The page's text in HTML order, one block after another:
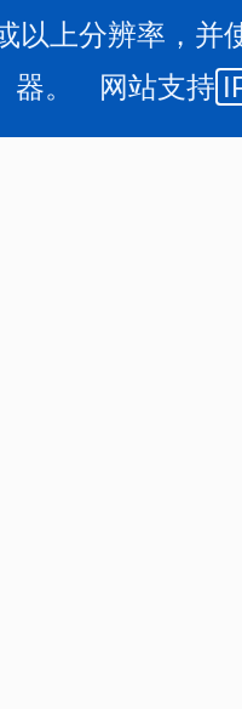
以上分辨率，并
器。 网站支持